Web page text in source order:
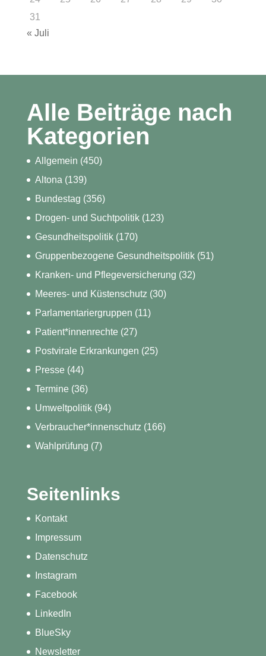
31
« Juli
Alle Beiträge nach
Kategorien
Allgemein (450)
Altona (139)
Bundestag (356)
Drogen- und Suchtpolitik(123)
Gesundheitspolitik(170)
Gruppenbezogene Gesundheitspolitik(51)
Kranken- und Pflegeversicherung (32)
Meeres- und Küstenschutz (30)
Parlamentariergruppen (11)
Patient*innenrechte(27)
Postvirale Erkrankungen (25)
Presse(44)
Termine(36)
Umweltpolitik(94)
Verbraucher*innenschutz (166)
Wahlprüfung (7)
Seitenlinks
Kontakt
Impressum
Datenschutz
Instagram
Facebook
LinkedIn
BlueSky
Newsletter